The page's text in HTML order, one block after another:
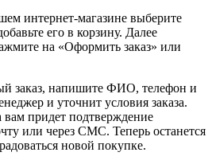
интернет-магазине выберите
его в корзину. Далее
на «Оформить заказ» или
заказ, напишите ФИО, телефон и
и уточнит условия заказа.
вам придет подтверждение
или через СМС. Теперь останется
новой покупке.